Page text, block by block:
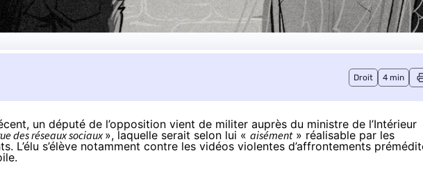
Droit 4 min
un député de l’opposition vient de militer auprès du ministre de l’Intérieur
des réseaux sociaux», laquelle serait selon lui « aisément» réalisable par les
L’élu s’élève notamment contre les vidéos violentes d’affrontements